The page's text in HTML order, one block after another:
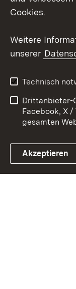
Link zum
Barrierefreiheit
Impressum
Cookies.
Weitere
unserer
Technisch
Drittanbieter-
Facebook, X
gesamten
Akzeptieren